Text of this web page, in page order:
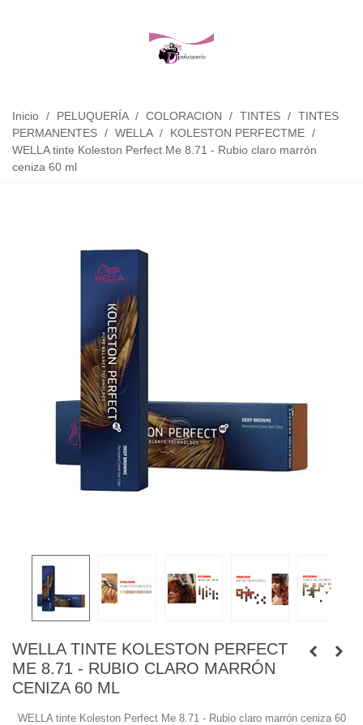
Inicio / PELUQUERÍA / COLORACION / TINTES / TINTES
PERMANENTES / WELLA / KOLESTON PERFECTME /
WELLA tinte Koleston Perfect Me 8.71 - Rubio claro marrón
ceniza 60 ml
WELLA TINTE KOLESTON PERFECT
ME 8.71 - RUBIO CLARO MARRÓN
CENIZA 60 ML
WELLA tinte Koleston Perfect Me 8.71 - Rubio claro marrón ceniza 60